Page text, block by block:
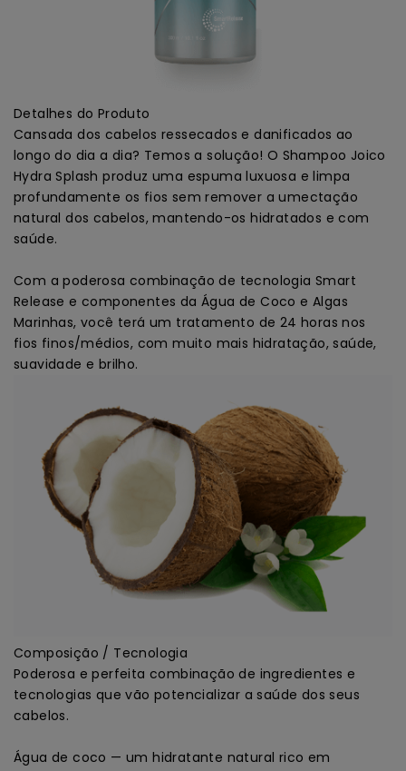
Detalhes do Produto
Cansada dos cabelos ressecados e danificados ao
longo do dia a dia? Temos a solução! O Shampoo Joico
Hydra Splash produz uma espuma luxuosa e limpa
profundamente os fios sem remover a umectação
natural dos cabelos, mantendo-os hidratados e com
saúde.
Com a poderosa combinação de tecnologia Smart
Release e componentes da Água de Coco e Algas
Marinhas, você terá um tratamento de 24 horas nos
fios finos/médios, com muito mais hidratação, saúde,
suavidade e brilho.
Composição / Tecnologia
Poderosa e perfeita combinação de ingredientes e
tecnologias que vão potencializar a saúde dos seus
cabelos.
Água de coco — um hidratante natural rico em